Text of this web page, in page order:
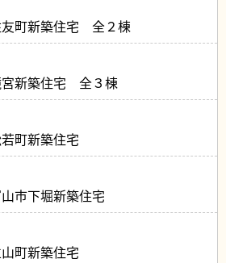
友町新築住宅 全２棟
宮新築住宅 全３棟
町新築住宅
市下堀新築住宅
町新築住宅